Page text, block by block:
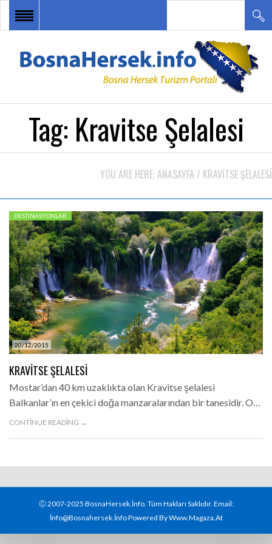
ANA SAYFA
BOSNA HERSEK TURU
DESTİNASYONLAR
ETKİNLİKLER
İLETİŞİM
Tag: Kravitse Şelalesi
YOU ARE HERE:ANASAYFA / KRAVITSE ŞELALESI
20/12/2015
DESTINASYONLAR
KRAVITSE ŞELALESI
Mostar’dan 40 km uzaklıkta olan Kravitse şelalesi
Balkanlar’ın en çekici doğa manzaralarından bir tanesidir. O…
CONTINUE READING →
Ⓒ 2007-2025 BosnaHersek.İnfo. Tüm Hakları Saklıdır. Email:
İnfo@bosnahersek.İnfo Powered By Www.magaza.at